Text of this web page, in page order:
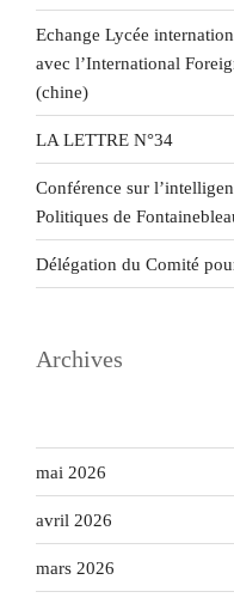
Echange Lycée
avec l’International
(chine)
LA LETTRE N°34
Conférence sur
Politiques de
Délégation du Comité
Archives
mai 2026
avril 2026
mars 2026